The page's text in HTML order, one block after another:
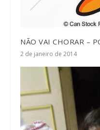
NÃO VAI CHORAR –
2 de janeiro de 2014